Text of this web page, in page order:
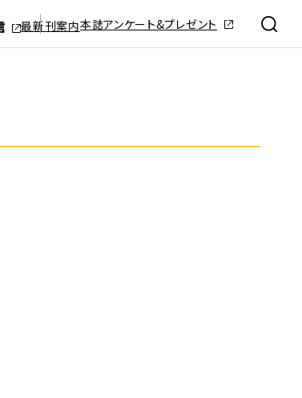
最新刊案内本誌アンケート&プレゼント